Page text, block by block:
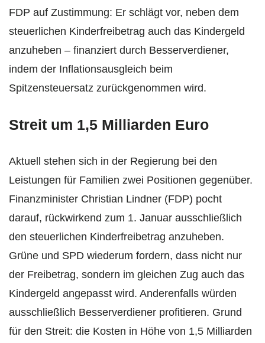
FDP auf Zustimmung: Er schlägt vor, neben dem
steuerlichen Kinderfreibetrag auch das Kindergeld
anzuheben – finanziert durch Besserverdiener,
indem der Inflationsausgleich beim
Spitzensteuersatz zurückgenommen wird.
Streit um 1,5 Milliarden Euro
Aktuell stehen sich in der Regierung bei den
Leistungen für Familien zwei Positionen gegenüber.
Finanzminister Christian Lindner (FDP) pocht
darauf, rückwirkend zum 1. Januar ausschließlich
den steuerlichen Kinderfreibetrag anzuheben.
Grüne und SPD wiederum fordern, dass nicht nur
der Freibetrag, sondern im gleichen Zug auch das
Kindergeld angepasst wird. Anderenfalls würden
ausschließlich Besserverdiener profitieren. Grund
für den Streit: die Kosten in Höhe von 1,5 Milliarden